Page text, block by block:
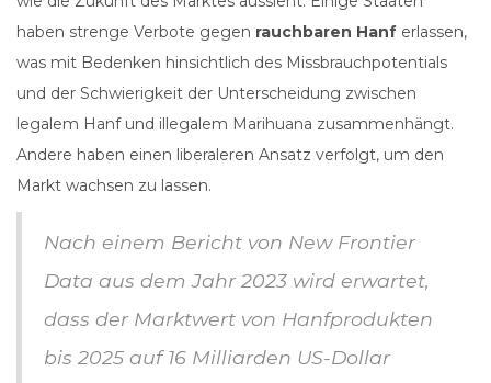
haben strenge Verbote gegen rauchbaren Hanf erlassen,
was mit Bedenken hinsichtlich des Missbrauchpotentials
und der Schwierigkeit der Unterscheidung zwischen
legalem Hanf und illegalem Marihuana zusammenhängt.
Andere haben einen liberaleren Ansatz verfolgt, um den
Markt wachsen zu lassen.
Nach einem Bericht von New Frontier
Data aus dem Jahr 2023 wird erwartet,
dass der Marktwert von Hanfprodukten
bis 2025 auf 16 Milliarden US-Dollar